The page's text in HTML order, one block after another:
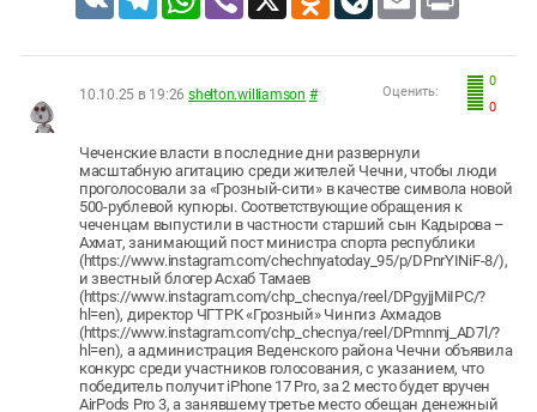
0
0
Оценить:
10.10.25 в 19:26 shelton.williamson #
Чеченские власти в последние дни развернули
масштабную агитацию среди жителей Чечни, чтобы люди
проголосовали за «Грозный-сити» в качестве символа новой
500-рублевой купюры. Соответствующие обращения к
чеченцам выпустили в частности старший сын Кадырова –
Ахмат, занимающий пост министра спорта республики
(https://www.instagram.com/chechnyatoday_95/p/DPnrYINiF-8/),
и звестный блогер Асхаб Тамаев
(https://www.instagram.com/chp_checnya/reel/DPgyjjMiIPC/?
hl=en), директор ЧГТРК «Грозный» Чингиз Ахмадов
(https://www.instagram.com/chp_checnya/reel/DPmnmj_AD7l/?
hl=en), а администрация Веденского района Чечни объявила
конкурс среди участников голосования, с указанием, что
победитель получит iPhone 17 Pro, за 2 место будет вручен
AirPods Pro 3, а занявшему третье место обещан денежный